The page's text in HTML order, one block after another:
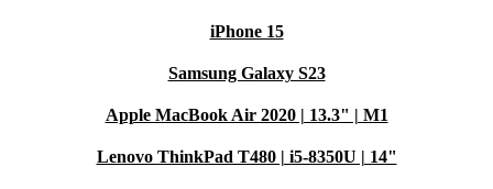
iPhone 15
Samsung Galaxy S23
Apple MacBook Air 2020 | 13.3" | M1
Lenovo ThinkPad T480 | i5-8350U | 14"